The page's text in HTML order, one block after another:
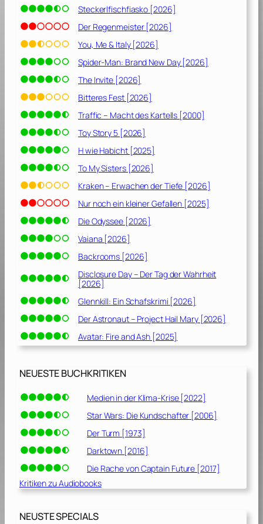
t
A
l
e
s
[
2
0
2
0
]
Steckerlfischfiasko [2026]
Der Regenmeister [2026]
You, Me & Italy [2026]
Spider-Man: Brand New Day [2026]
The Invite [2026]
Bitteres Fest [2026]
Traffic – Macht des Kartells [2000]
Toy Story 5 [2026]
H wie Habicht [2025]
To My Sisters [2026]
Kraken – Erwachen der Tiefe [2026]
Nur noch ein kleiner Gefallen [2025]
Die Odyssee [2026]
Vaiana [2026]
Backrooms [2026]
Disclosure Day – Der Tag der Wahrheit
[2026]
Glennkill: Ein Schafskrimi [2026]
Der Astronaut – Project Hail Mary [2026]
Avatar: Fire and Ash [2025]
NEUESTE BUCHKRITIKEN
Medien in der Klima-Krise [2022]
Star Wars: Die Kundschafter [2006]
Der Turm [1973]
Darktown [2016]
Die Rache von Captain Future [2017]
Kritiken zu Audiobooks
NEUSTE SPECIALS